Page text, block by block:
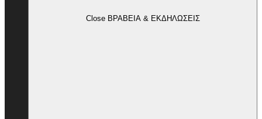
Close ΒΡΑΒΕΙΑ & ΕΚΔΗΛΩΣΕΙΣ